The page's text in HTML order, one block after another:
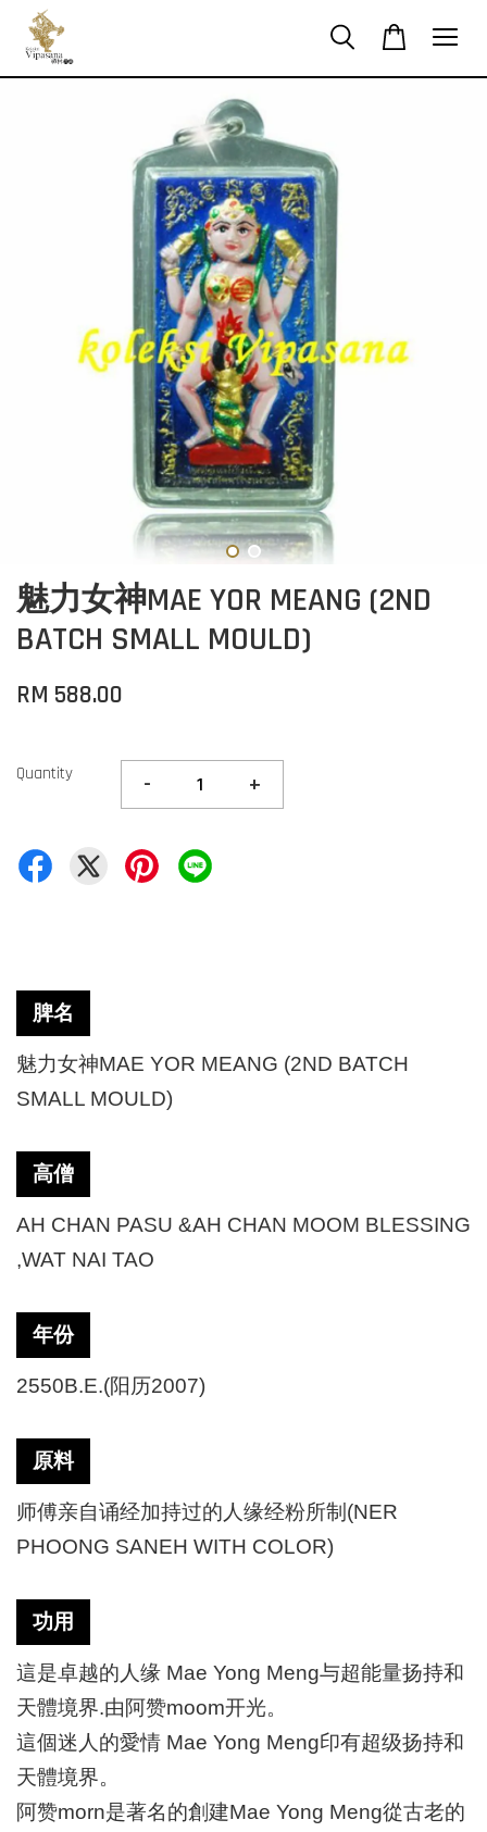
魅力女神MAE YOR MEANG (2ND
BATCH SMALL MOULD)
RM 588.00
Quantity - +
脾名
魅力女神MAE YOR MEANG (2ND BATCH
SMALL MOULD)
高僧
AH CHAN PASU &AH CHAN MOOM BLESSING
,WAT NAI TAO
年份
2550B.E.(阳历2007)
原料
师傅亲自诵经加持过的人缘经粉所制 (NER
PHOONG SANEH WITH COLOR)
功用
這是卓越的人缘 Mae Yong Meng与超能量扬持和
天體境界.由阿赞moom开光。
這個迷人的愛情 Mae Yong Meng印有超级扬持和
天體境界。
阿赞morn是著名的創建Mae Yong Meng從古老的